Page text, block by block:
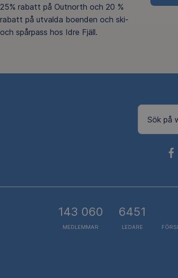
25% rabatt på Outnorth och 20 %
rabatt på utvalda boenden och ski-
och spårpass hos Idre Fjäll.
Sök på
143 060
MEDLEMMAR
6451
LEDARE